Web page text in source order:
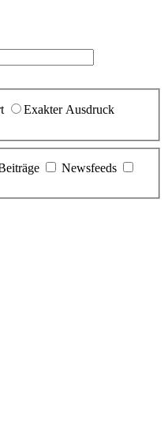
Exakter Ausdruck
Newsfeeds